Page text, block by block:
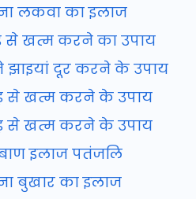
लकवा का इलाज
से खत्म करने का उपाय
झाइयां दूर करने के उपाय
से खत्म करने के उपाय
से खत्म करने के उपाय
इलाज पतंजलि
बुखार का इलाज